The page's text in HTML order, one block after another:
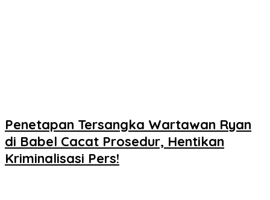
Penetapan Tersangka Wartawan Ryan
di Babel Cacat Prosedur, Hentikan
Kriminalisasi Pers!